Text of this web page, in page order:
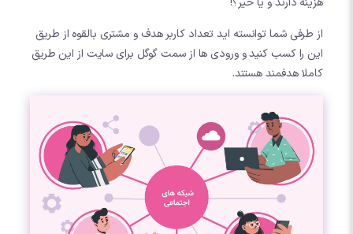
از طرفی شما توانسته اید تعداد کاربر هدف و مشتری بالقوه از طریق
این را کسب کنید و ورودی ها از سمت گوگل برای سایت از این طریق
کاملا هدفمند هستند.